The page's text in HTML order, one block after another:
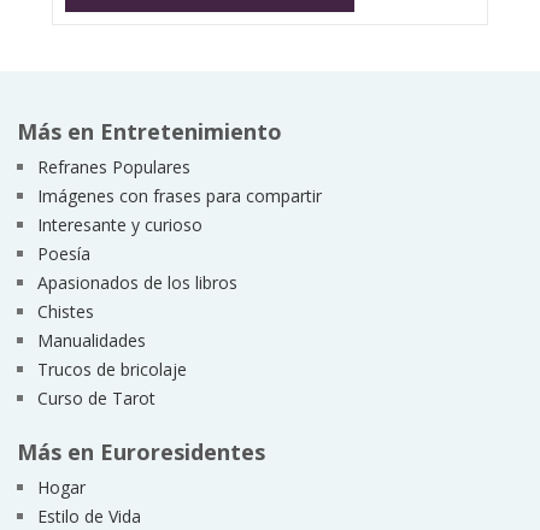
Más en Entretenimiento
Refranes Populares
Imágenes con frases para compartir
Interesante y curioso
Poesía
Apasionados de los libros
Chistes
Manualidades
Trucos de bricolaje
Curso de Tarot
Más en Euroresidentes
Hogar
Estilo de Vida